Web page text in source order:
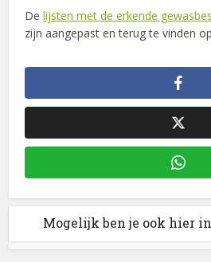
Delijsten met de erkende
zijn aangepast en terug te vinden
Mogelijk ben je ook hier